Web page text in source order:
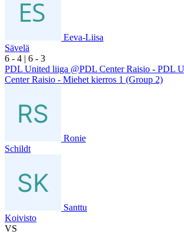
Eeva-Liisa
Sävelä
6 - 4 | 6 - 3
PDL United liiga @PDL Center Raisio - PDL
Center Raisio - Miehet kierros 1 (Group 2)
Ronie
Schildt
Santtu
Koivisto
VS